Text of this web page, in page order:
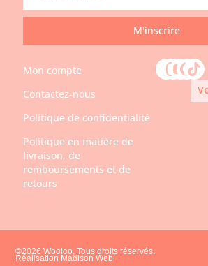
M'inscrire
Mon compte
Contactez-nous
Politique de confidentialité
Politique en matière de
livraison, de
remboursements et de
retours
©2026 Wooloo, Tous droits réservés.
Réalisation Madison Web